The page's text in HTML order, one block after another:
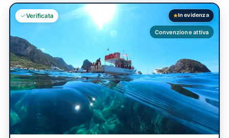
Verificata
Convenzione attiva
In evidenza